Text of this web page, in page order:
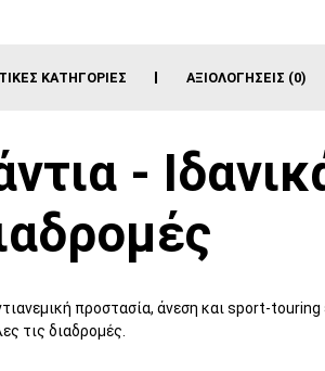
ΚΑΤΗΓΟΡΊΕΣ ΑΞΙΟΛΟΓΉΣΕΙΣ (0)
-
προστασία, άνεση και sport-
τις διαδρομές.